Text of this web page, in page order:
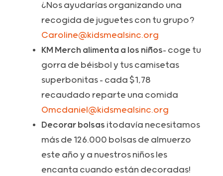
¿Nos ayudarías organizando una
recogida de juguetes con tu grupo?
Caroline@kidsmealsinc.org
KM Merch alimenta a los niños- coge tu
gorra de béisbol y tus camisetas
superbonitas - cada $1,78
recaudado reparte una comida
Omcdaniel@kidsmealsinc.org
Decorar bolsas ¡todavía necesitamos
más de 126.000 bolsas de almuerzo
este año y a nuestros niños les
encanta cuando están decoradas!